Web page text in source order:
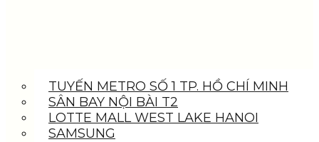
TUYẾN METRO SỐ 1 TP. HỒ CHÍ MINH
SÂN BAY NỘI BÀI T2
LOTTE MALL WEST LAKE HANOI
SAMSUNG